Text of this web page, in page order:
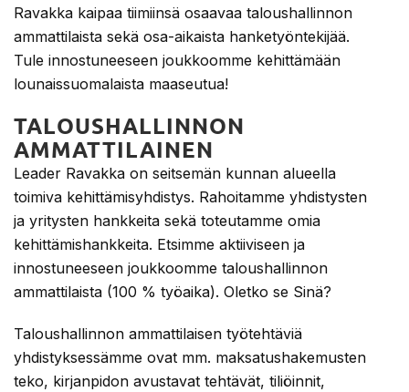
Ravakka kaipaa tiimiinsä osaavaa taloushallinnon
ammattilaista sekä osa-aikaista hanketyöntekijää.
Tule innostuneeseen joukkoomme kehittämään
lounaissuomalaista maaseutua!
TALOUSHALLINNON
AMMATTILAINEN
Leader Ravakka on seitsemän kunnan alueella
toimiva kehittämisyhdistys. Rahoitamme yhdistysten
ja yritysten hankkeita sekä toteutamme omia
kehittämishankkeita. Etsimme aktiiviseen ja
innostuneeseen joukkoomme taloushallinnon
ammattilaista (100 % työaika). Oletko se Sinä?
Taloushallinnon ammattilaisen työtehtäviä
yhdistyksessämme ovat mm. maksatushakemusten
teko, kirjanpidon avustavat tehtävät, tiliöinnit,